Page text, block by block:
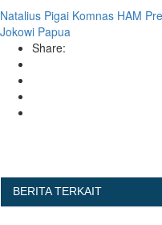
Natalius Pigai Komnas HAM
Jokowi Papua
Share:
BERITA TERKAIT